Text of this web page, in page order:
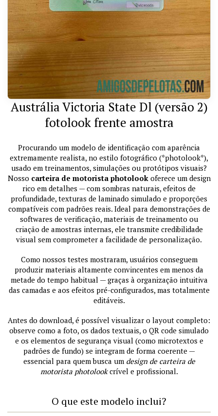
Austrália Victoria State Dl (versão 2)
fotolook frente amostra
Procurando um modelo de identificação com aparência
extremamente realista, no estilo fotográfico (*photolook*),
usado em treinamentos, simulações ou protótipos visuais?
Nosso carteira de motorista photolookoferece um design
rico em detalhes — com sombras naturais, efeitos de
profundidade, texturas de laminado simulado e proporções
compatíveis com padrões reais. Ideal para demonstrações de
softwares de verificação, materiais de treinamento ou
criação de amostras internas, ele transmite credibilidade
visual sem comprometer a facilidade de personalização.
Como nossos testes mostraram, usuários conseguem
produzir materiais altamente convincentes em menos da
metade do tempo habitual — graças à organização intuitiva
das camadas e aos efeitos pré-configurados, mas totalmente
editáveis.
Antes do download, é possível visualizar o layout completo:
observe como a foto, os dados textuais, o QR code simulado
e os elementos de segurança visual (como microtextos e
padrões de fundo) se integram de forma coerente —
essencial para quem busca um design de carteira de
motorista photolookcrível e profissional.
O que este modelo inclui?